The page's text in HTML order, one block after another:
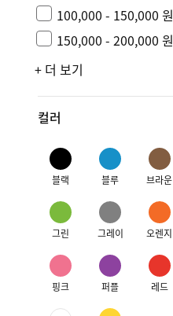
100,000 - 150,000 원
150,000 - 200,000 원
+ 더 보기
컬러
블랙 블루 브라운
그린 그레이 오렌지
핑크 퍼플 레드